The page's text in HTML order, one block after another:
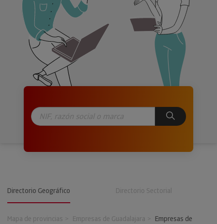
Directorio Geográfico Directorio Sectorial
Mapa de provincias Empresas de Guadalajara
Empresas de